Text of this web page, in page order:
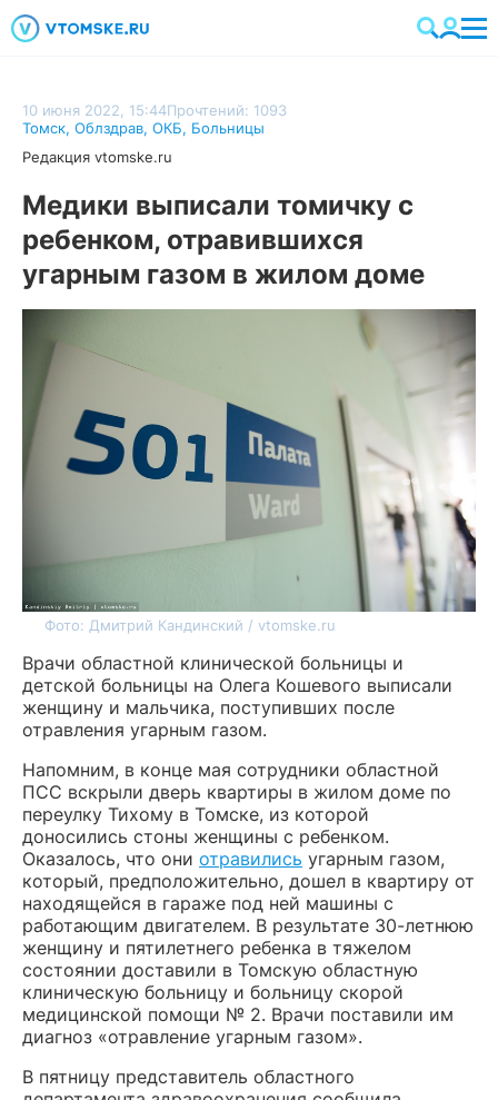
10 июня 2022, 15:44Прочтений: 1093
Томск, Облздрав, ОКБ, Больницы
Редакция vtomske.ru
Медики выписали томичку с
ребенком, отравившихся
угарным газом в жилом доме
Фото: Дмитрий Кандинский / vtomske.ru
Врачи областной клинической больницы и
детской больницы на Олега Кошевого выписали
женщину и мальчика, поступивших после
отравления угарным газом.
Напомним, в конце мая сотрудники областной
ПСС вскрыли дверь квартиры в жилом доме по
переулку Тихому в Томске, из которой
доносились стоны женщины с ребенком.
Оказалось, что они отравились угарным газом,
который, предположительно, дошел в квартиру от
находящейся в гараже под ней машины с
работающим двигателем. В результате 30-летнюю
женщину и пятилетнего ребенка в тяжелом
состоянии доставили в Томскую областную
клиническую больницу и больницу скорой
медицинской помощи № 2. Врачи поставили им
диагноз «отравление угарным газом».
В пятницу представитель областного